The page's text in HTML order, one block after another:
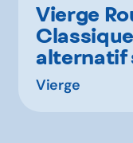
Vierge
alternatif
Vierge